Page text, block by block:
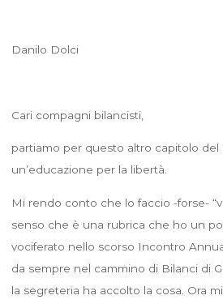
Danilo Dolci
Cari compagni bilancisti,
partiamo per questo altro capitolo del
un’educazione per la libertà.
Mi rendo conto che lo faccio -forse-
senso che è una rubrica che ho un
vociferato nello scorso Incontro
da sempre nel cammino di Bilanci di
la segreteria ha accolto la cosa. Ora